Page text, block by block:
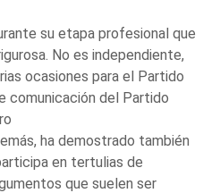
su etapa profesional que
No es independiente,
ocasiones para el Partido
comunicación del Partido
ha demostrado también
en tertulias de
que suelen ser